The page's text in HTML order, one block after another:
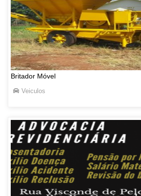
Britador Móvel
Veiculos